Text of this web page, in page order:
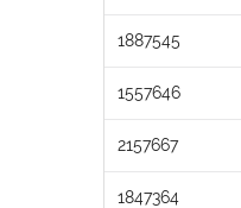
1887545
1557646
2157667
1847364